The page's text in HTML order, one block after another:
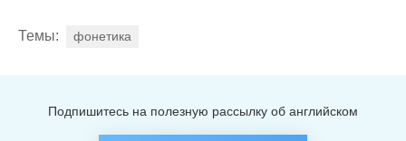
Темы: фонетика
Подпишитесь на полезную рассылку об английском